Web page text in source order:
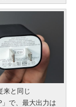
来と同じ
」で、最大出力は